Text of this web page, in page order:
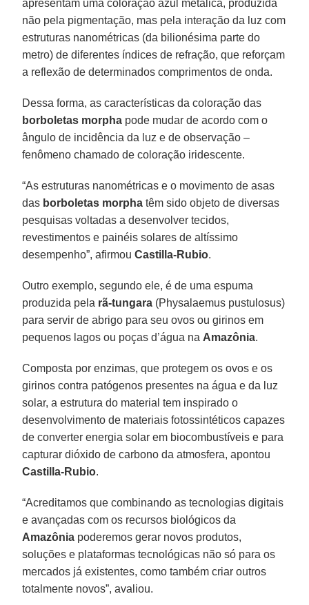
apresentam uma coloração azul metálica, produzida
não pela pigmentação, mas pela interação da luz com
estruturas nanométricas (da bilionésima parte do
metro) de diferentes índices de refração, que reforçam
a reflexão de determinados comprimentos de onda.
Dessa forma, as características da coloração das
borboletas morpha pode mudar de acordo com o
ângulo de incidência da luz e de observação –
fenômeno chamado de coloração iridescente.
“As estruturas nanométricas e o movimento de asas
das borboletas morpha têm sido objeto de diversas
pesquisas voltadas a desenvolver tecidos,
revestimentos e painéis solares de altíssimo
desempenho”, afirmouCastilla-Rubio.
Outro exemplo, segundo ele, é de uma espuma
produzida pela rã-tungara (Physalaemus pustulosus)
para servir de abrigo para seu ovos ou girinos em
pequenos lagos ou poças d’água na Amazônia.
Composta por enzimas, que protegem os ovos e os
girinos contra patógenos presentes na água e da luz
solar, a estrutura do material tem inspirado o
desenvolvimento de materiais fotossintéticos capazes
de converter energia solar em biocombustíveis e para
capturar dióxido de carbono da atmosfera, apontou
Castilla-Rubio.
“Acreditamos que combinando as tecnologias digitais
e avançadas com os recursos biológicos da
Amazônia poderemos gerar novos produtos,
soluções e plataformas tecnológicas não só para os
mercados já existentes, como também criar outros
totalmente novos”, avaliou.